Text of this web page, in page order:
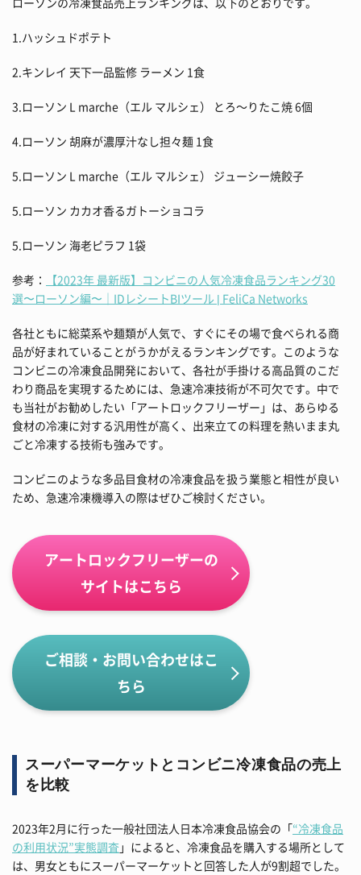
1.ハッシュドポテト
2.キンレイ 天下一品監修 ラーメン 1食
3.ローソン L marche（エル マルシェ） とろ～りたこ焼 6個
4.ローソン 胡麻が濃厚汁なし担々麺 1食
5.ローソン L marche（エル マルシェ） ジューシー焼餃子
5.ローソン カカオ香るガトーショコラ
5.ローソン 海老ピラフ 1袋
参考：
【2023年 最新版】コンビニの人気冷凍食品ランキング30
選〜ローソン編〜｜IDレシートBIツール | FeliCa Networks
各社ともに総菜系や麺類が人気で、すぐにその場で食べられる商
品が好まれていることがうかがえるランキングです。このような
コンビニの冷凍食品開発において、各社が手掛ける高品質のこだ
わり商品を実現するためには、急速冷凍技術が不可欠です。中で
も当社がお勧めしたい「アートロックフリーザー」は、あらゆる
食材の冷凍に対する汎用性が高く、出来立ての料理を熱いまま丸
ごと冷凍する技術も強みです。
コンビニのような多品目食材の冷凍食品を扱う業態と相性が良い
ため、急速冷凍機導入の際はぜひご検討ください。
アートロックフリーザーの
サイトはこちら
ご相談・お問い合わせはこ
ちら
スーパーマーケットとコンビニ冷凍食品の売上
を比較
2023年2月に行った一般社団法人日本冷凍食品協会の「“冷凍食品
の利用状況”実態調査」によると、冷凍食品を購入する場所として
は、男女ともにスーパーマーケットと回答した人が9割超でした。